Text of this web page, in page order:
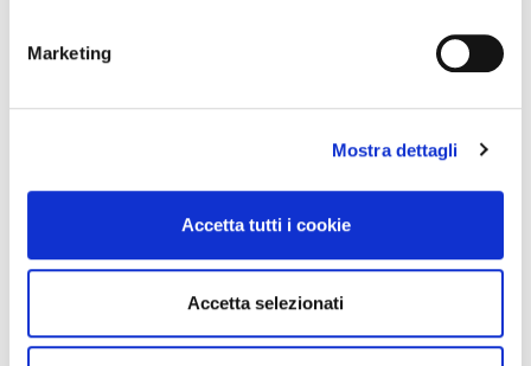
Marketing
Mostra dettagli
Accetta tutti i cookie
Accetta selezionati
Biënnale van Venetië: data en
vooropening is op 8 en 9 mei. Zoals verwacht zijn de